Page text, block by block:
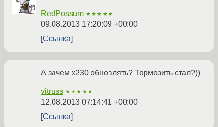
RedPossum ★★★★★
09.08.2013 17:20:09 +00:00
Ссылка
А зачем x230 обновлять? Тормозить стал?))
vitruss ★★★★★
12.08.2013 07:14:41 +00:00
Ссылка